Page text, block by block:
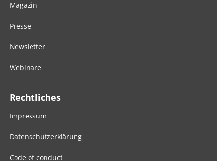
Magazin
Presse
Newsletter
Webinare
Rechtliches
Impressum
Datenschutzerklärung
Code of conduct